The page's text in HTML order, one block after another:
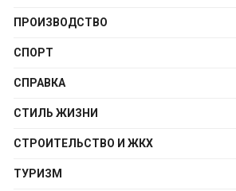
ПРОИЗВОДСТВО
СПОРТ
СПРАВКА
СТИЛЬ ЖИЗНИ
СТРОИТЕЛЬСТВО И ЖКХ
ТУРИЗМ